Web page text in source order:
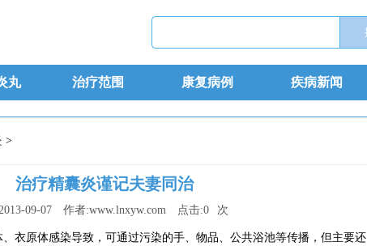
丸 治疗范围 康复病例 疾病新闻
>
治疗精囊炎谨记夫妻同治
09-07 作者:www.lnxyw.com 点击:0 次
衣原体感染导致，可通过污染的手、物品、公共浴池等传播，但主要还